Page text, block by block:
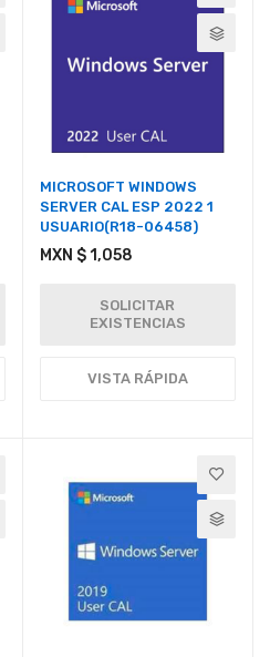
MICROSOFT WINDOWS
SERVER CAL ESP 2022 1
USUARIO(R18-06458)
MXN $ 1,058
SOLICITAR
EXISTENCIAS
VISTA RÁPIDA